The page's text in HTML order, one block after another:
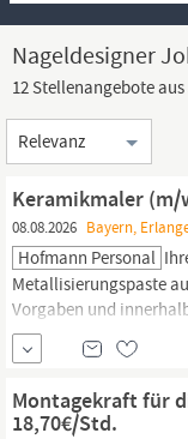
Nageldesigner
12 Stellenangebote
Sortierung
Keramikmaler (m/
08.08.2026 Bayern,
Hofmann Personal
Metallisierungspaste
Vorgaben und
Dreh-Maschinen Sicht-
Qualifikation:
Porzellanmaler in
Montagekraft für
18,70€/Std.